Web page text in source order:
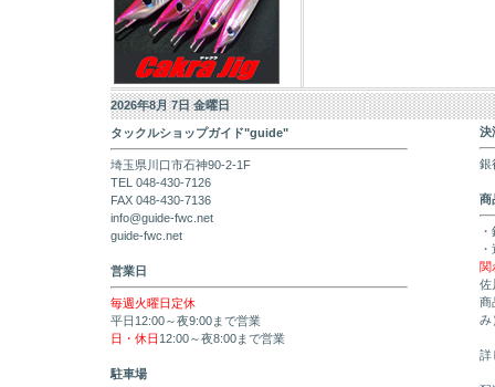
2026年8月 7日 金曜日
タックルショップガイド"guide"
埼玉県川口市石神90-2-1F
TEL 048-430-7126
FAX 048-430-7136
info@guide-fwc.net
guide-fwc.net
営業日
毎週火曜日定休
平日12:00～夜9:00まで営業
日・休日 12:00～夜8:00まで営業
駐車場
決
銀
商
関
佐
商
み
詳